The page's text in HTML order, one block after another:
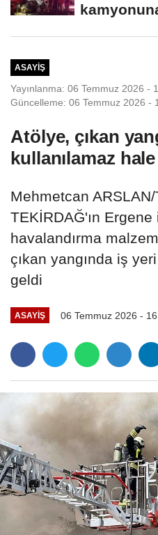
ASAYIŞ
Yayınlanma: 06 Temmuz 2026 -
Güncelleme: 06 Temmuz 2026 -
Atölye, çıkan
kullanılamaz
Mehmetcan
TEKİRDAĞ'ın
havalandırma
çıkan yangında iş
geldi
ASAYIŞ 06 Temmuz 2026 -